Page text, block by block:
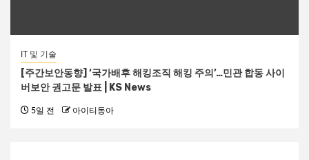
IT 및 기술
[주간보안동향] ‘국가배후 해킹조직 해킹 주의’…민관 합동 사이
버보안 권고문 발표 | KS News
5일 전 아이티동아